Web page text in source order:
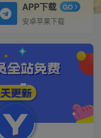
APP下载 GO
安卓苹果下载